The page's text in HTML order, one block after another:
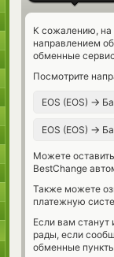
К сожалению, на
направлением
обменные
Посмотрите
EOS (EOS) →
EOS (EOS) →
Можете
BestChange
Также можете
платежную
Если вам
рады, если
обменные